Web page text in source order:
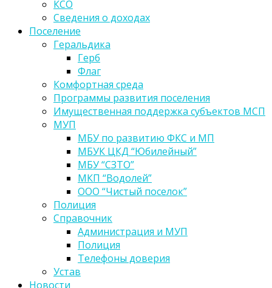
КСО
Сведения о доходах
Поселение
Геральдика
Герб
Флаг
Комфортная среда
Программы развития поселения
Имущественная поддержка субъектов МСП
МУП
МБУ по развитию ФКС и МП
МБУК ЦКД “Юбилейный”
МБУ “СЗТО”
МКП “Водолей”
ООО “Чистый поселок”
Полиция
Справочник
Администрация и МУП
Полиция
Телефоны доверия
Устав
Новости